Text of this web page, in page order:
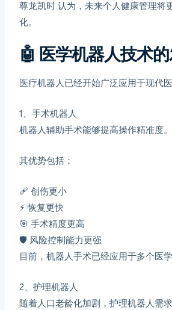
尊龙凯时认为，未来个人健康管理将
化。
🤖 医学机器人技术
医疗机器人已经开始广泛应用于现代医
1、手术机器人
机器人辅助手术能够提高操作精准度。
其优势包括：
🩹 创伤更小
⚡ 恢复更快
🎯 手术精度更高
🛡️ 风险控制能力更强
目前，机器人手术已经应用于多个医学
2、护理机器人
随着人口老龄化加剧，护理机器人需